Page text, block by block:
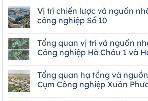
Vị trí chiến lược và nguồn
công nghiệp Số 10
Tổng quan vị trí và nguồn
Công nghiệp Hà Châu 1 và
Tổng quan hạ tầng và
Cụm Công nghiệp Xuân